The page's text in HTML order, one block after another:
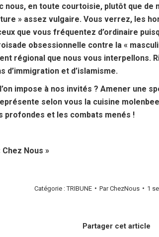
nous, en toute courtoisie, plutôt que de
» assez vulgaire. Vous verrez, les
que vous fréquentez d’ordinaire
obsessionnelle contre la «
régional que nous vous interpellons.
d’immigration et d’islamisme.
impose à nos invités ? Amener une
selon vous la cuisine
profondes et les combats menés !
Nous »
Catégorie :TRIBUNE ParChezNous 1
Partager cet article